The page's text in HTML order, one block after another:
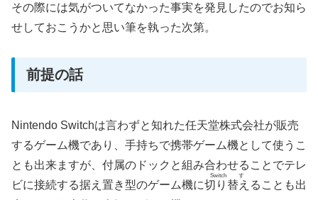
その際には気がついてなかった事実を発見したのでお知ら
せしておこうかと思い筆を執った次第。
前提の話
Nintendo Switchは言わずと知れた任天堂株式会社が販売
するゲーム機であり、手持ちで携帯ゲーム機として使うこ
とも出来ますが、付属のドックと組み合わせることでテレ
ビに接続する据え置き型のゲーム機に切り替え
Switchす
ることも出